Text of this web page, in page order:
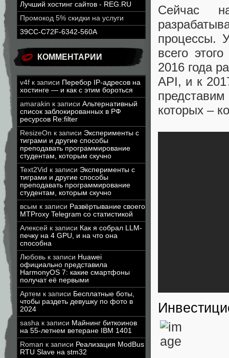
Лучший хостинг сайтов - REG.RU
Промокод 5% скидки на услуги
39CC-C72F-6342-560A
КОММЕНТАРИИ
v4f к записи Перебор IP-адресов на
хостинге — и как с этим бороться
amarakin к записи Альтернативный
список заблокированных в РФ
ресурсов Re:filter
ResizeOn к записи Эксперименты с
тиграми и другие способы
преподавать программирование
студентам, которым скучно
Text2Vid к записи Эксперименты с
тиграми и другие способы
преподавать программирование
студентам, которым скучно
всым к записи Развёртывание своего
MTProxy Telegram со статистикой
Алексей к записи Как я собрал LLM-
печку на 4 GPU, и на что она
способна
Любовь к записи Huawei
официально представила
HarmonyOS 7: какие смартфоны
получат её первыми
Артем к записи Бесплатные боты,
чтобы раздеть девушку по фото в
2024
sasha к записи Майнинг биткоинов
на 55-летнем ветеране IBM 1401
Roman к записи Реализация ModBus
RTU Slave на stm32
Сейчас
процессы.
всего
2016 года
API, и к
которых –